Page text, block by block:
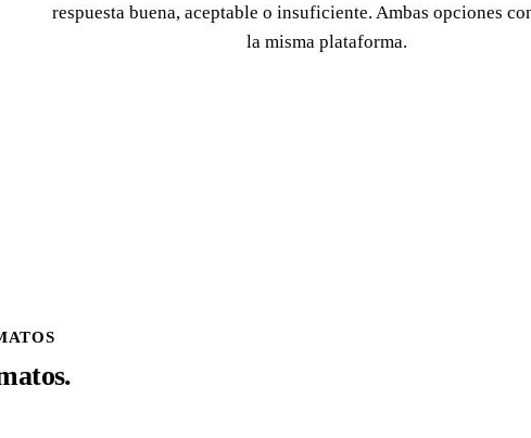
respuesta buena, aceptable o insuficiente. Ambas opciones
la misma plataforma.